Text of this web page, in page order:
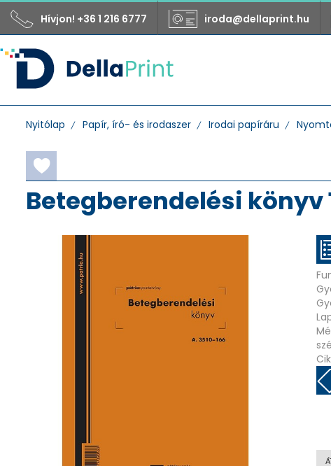
Hívjon! +36 1 216 6777 iroda@dellaprint.hu
Nyitólap Papír, író- és irodaszer Irodai papíráru
Betegberendelési könyv